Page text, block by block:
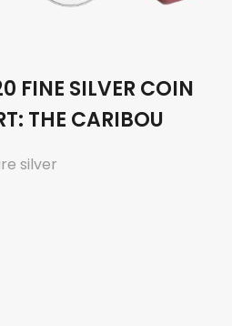
FINE SILVER COIN
THE CARIBOU
silver